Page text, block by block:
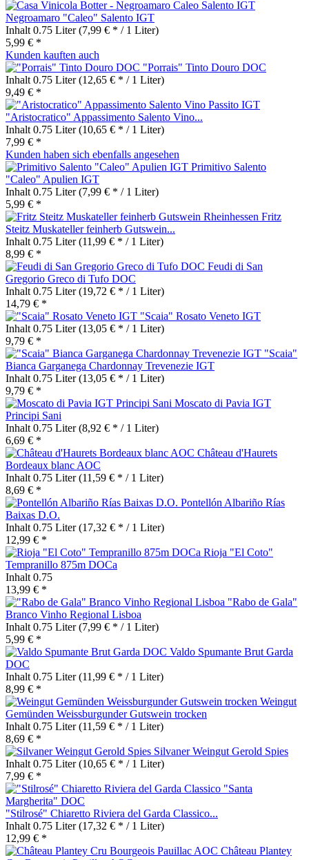
Negroamaro "Caleo" Salento IGT
Inhalt 0.75 Liter(7,99 € * / 1 Liter)
5,99 € *
Kunden kauften auch
"Porrais" Tinto Douro DOC
Inhalt 0.75 Liter(12,65 € * / 1 Liter)
9,49 € *
"Aristocratico" Appassimento Salento Vino...
Inhalt 0.75 Liter(10,65 € * / 1 Liter)
7,99 € *
Kunden haben sich ebenfalls angesehen
Primitivo Salento
"Caleo" Apulien IGT
Inhalt 0.75 Liter(7,99 € * / 1 Liter)
5,99 € *
Fritz
Steitz Muskateller feinherb Gutswein...
Inhalt 0.75 Liter(11,99 € * / 1 Liter)
8,99 € *
Feudi di San
Gregorio Greco di Tufo DOC
Inhalt 0.75 Liter(19,72 € * / 1 Liter)
14,79 € *
"Scaia" Rosato Veneto IGT
Inhalt 0.75 Liter(13,05 € * / 1 Liter)
9,79 € *
"Scaia"
Bianca Garganega Chardonnay Trevenezie IGT
Inhalt 0.75 Liter(13,05 € * / 1 Liter)
9,79 € *
Moscato di Pavia IGT
Principi Sani
Inhalt 0.75 Liter(8,92 € * / 1 Liter)
6,69 € *
Château d'Haurets
Bordeaux blanc AOC
Inhalt 0.75 Liter(11,59 € * / 1 Liter)
8,69 € *
Pontellón Albariño Rías
Baixas D.O.
Inhalt 0.75 Liter(17,32 € * / 1 Liter)
12,99 € *
Rioja "El Coto"
Tempranillo 875m DOCa
Inhalt 0.75
13,99 € *
"Rabo de Gala"
Branco Vinho Regional Lisboa
Inhalt 0.75 Liter(7,99 € * / 1 Liter)
5,99 € *
Valdo Spumante Brut Garda
DOC
Inhalt 0.75 Liter(11,99 € * / 1 Liter)
8,99 € *
Weingut
Gemünden Weissburgunder Gutswein trocken
Inhalt 0.75 Liter(11,59 € * / 1 Liter)
8,69 € *
Silvaner Weingut Gerold Spies
Inhalt 0.75 Liter(10,65 € * / 1 Liter)
7,99 € *
"Stilrosé" Chiaretto Riviera del Garda Classico...
Inhalt 0.75 Liter(17,32 € * / 1 Liter)
12,99 € *
Château Plantey